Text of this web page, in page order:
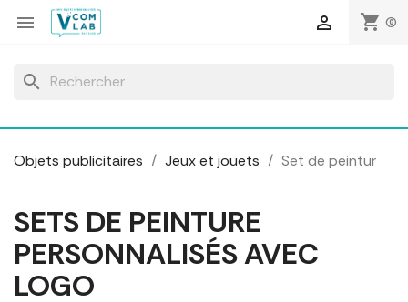
 shopping_cart (0)

search
Objets publicitaires Jeux et jouets Set de peintur
SETS DE PEINTURE
PERSONNALISÉS AVEC
LOGO
Panneau de gestion des cookies